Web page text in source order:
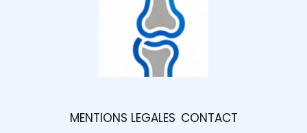
MENTIONS LEGALES CONTACT